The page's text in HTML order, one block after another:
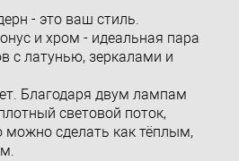
- это ваш стиль.
и хром - идеальная пара
с латунью, зеркалами и
Благодаря двум лампам
световой поток,
можно сделать как тёплым,